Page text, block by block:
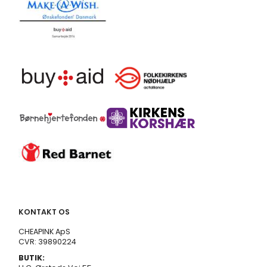
KONTAKT OS
CHEAPINK ApS
CVR: 39890224
BUTIK: